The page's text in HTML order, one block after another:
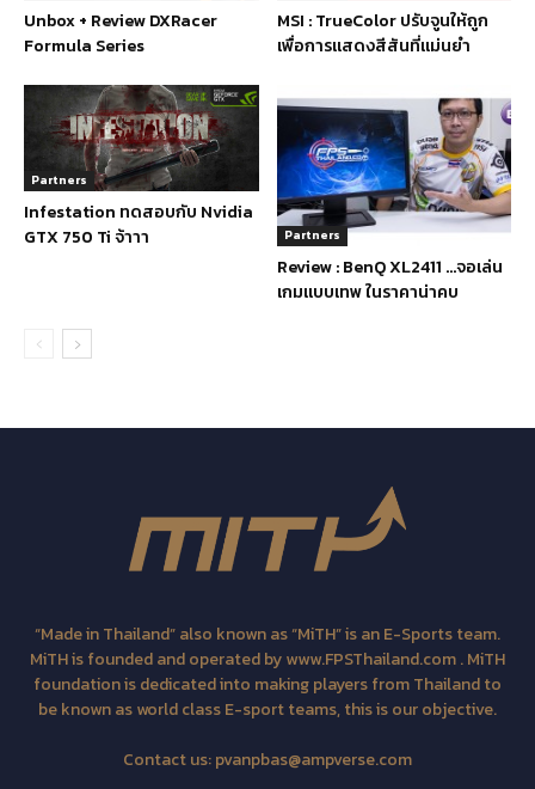
Unbox + Review DXRacer
Formula Series
MSI : TrueColor ปรับจูนให้ถูก
เพื่อการแสดงสีสันที่แม่นยำ
Partners
Infestation ทดสอบกับ Nvidia
GTX 750 Ti จ้าาา
Partners
Review : BenQ XL2411 …จอเล่น
เกมแบบเทพ ในราคาน่าคบ
“Made in Thailand” also known as “MiTH” is an E-Sports team.
MiTH is founded and operated by www.FPSThailand.com . MiTH
foundation is dedicated into making players from Thailand to
be known as world class E-sport teams, this is our objective.
Contact us:pvanpbas@ampverse.com